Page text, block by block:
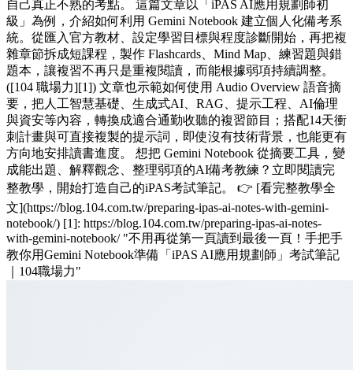
自己真正不熟的考點。 這篇文章以「iPAS AI應用規劃師初
級」為例，介紹如何利用 Gemini Notebook 建立個人化備考系
統。從匯入官方教材、設定學習目標與程度診斷開始，再把複
雜章節拆成短課程，製作 Flashcards、Mind Map、練習題與錯
題本，讓複習不再只是重複閱讀，而能根據弱項持續調整。
([104 職場力][1]) 文章也示範如何使用 Audio Overview 語音摘
要，把人工智慧基礎、生成式AI、RAG、提示工程、AI倫理
與資安等內容，轉換成適合通勤收聽的複習節目；搭配14天衝
刺計畫與可直接複製的提示詞，即使沒有技術背景，也能更有
方向地安排讀書進度。 想把 Gemini Notebook 從摘要工具，變
成能出題、解釋觀念、整理弱項的AI備考教練？立即閱讀完
整教學，開始打造自己的iPAS考試筆記。 👉 [看完整教學全
文](https://blog.104.com.tw/preparing-ipas-ai-notes-with-gemini-
notebook/) [1]: https://blog.104.com.tw/preparing-ipas-ai-notes-
with-gemini-notebook/ "不用再從第一頁讀到最後一頁！手把手
教你用Gemini Notebook準備「iPAS AI應用規劃師」考試筆記
｜104職場力"